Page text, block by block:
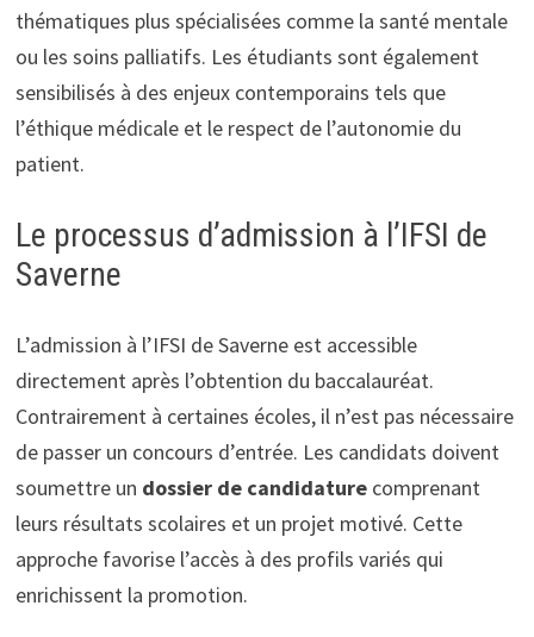
thématiques plus spécialisées comme la santé mentale
ou les soins palliatifs. Les étudiants sont également
sensibilisés à des enjeux contemporains tels que
l’éthique médicale et le respect de l’autonomie du
patient.
Le processus d’admission à l’IFSI de
Saverne
L’admission à l’IFSI de Saverne est accessible
directement après l’obtention du baccalauréat.
Contrairement à certaines écoles, il n’est pas nécessaire
de passer un concours d’entrée. Les candidats doivent
soumettre un dossier de candidaturecomprenant
leurs résultats scolaires et un projet motivé. Cette
approche favorise l’accès à des profils variés qui
enrichissent la promotion.